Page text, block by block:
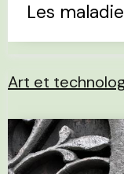
Les
Art et